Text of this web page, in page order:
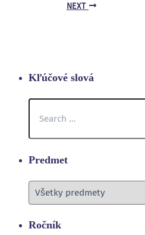
NEXT
Kľúčové slová
Predmet
Ročník